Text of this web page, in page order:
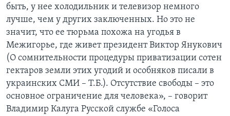
быть, у нее холодильник и телевизор немного
лучше, чем у других заключенных. Но это не
значит, что ее тюрьма похожа на угодья в
Межигорье, где живет президент Виктор Янукович
(О сомнительности процедуры приватизации сотен
гектаров земли этих угодий и особняков писали в
украинских СМИ – Т.Б.). Отсутствие свободы – это
основное ограничение для человека», – говорит
Владимир Калуга Русской службе «Голоса